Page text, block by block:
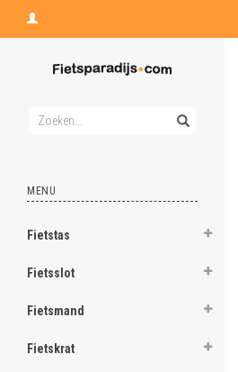
MENU
Fietstas
Fietsslot
Fietsmand
Fietskrat